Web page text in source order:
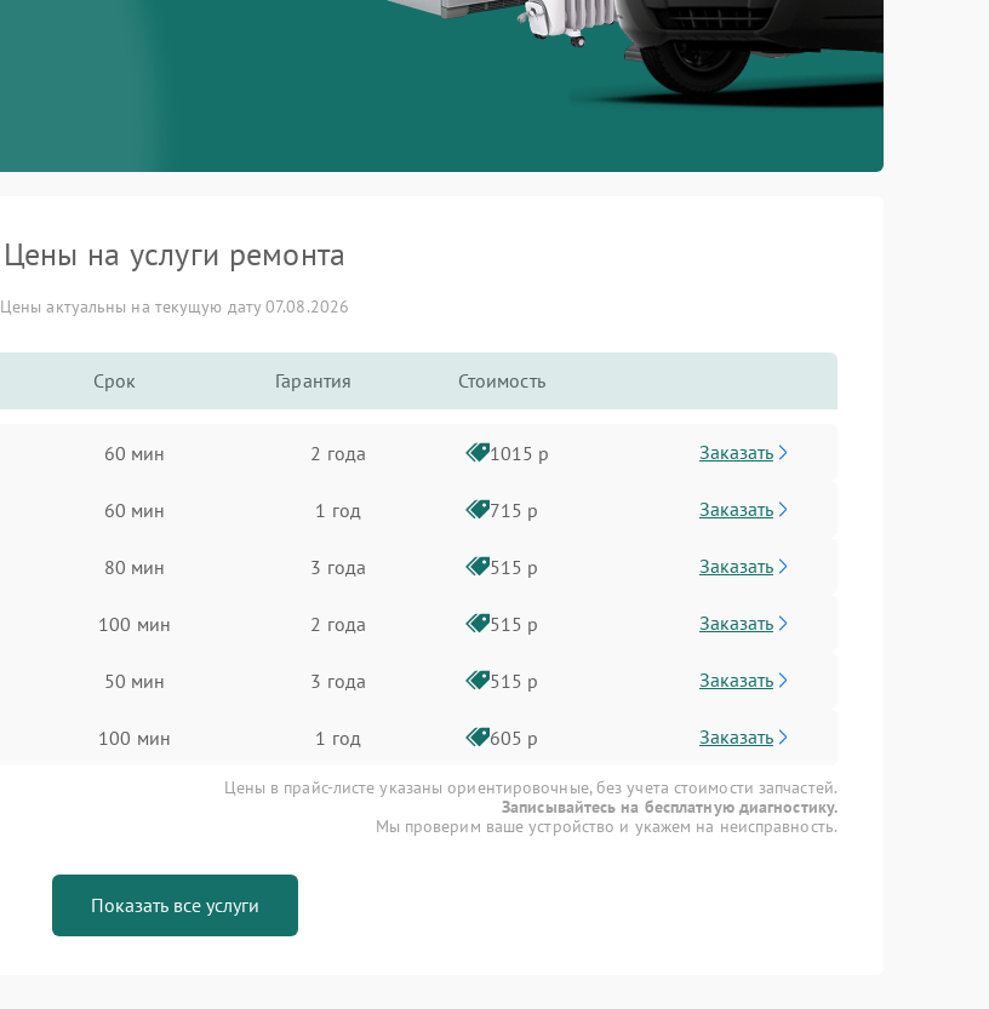
Цены на услуги ремонта
Цены актуальны на текущую дату 07.08.2026
Срок Гарантия Стоимость
60 мин 2 года 1015 р Заказать
60 мин 1 год 715 р Заказать
80 мин 3 года 515 р Заказать
100 мин 2 года 515 р Заказать
50 мин 3 года 515 р Заказать
100 мин 1 год 605 р Заказать
Цены в прайс-листе указаны ориентировочные, без учета стоимости запчастей.
Записывайтесь на бесплатную диагностику.
Мы проверим ваше устройство и укажем на неисправность.
Показать все услуги